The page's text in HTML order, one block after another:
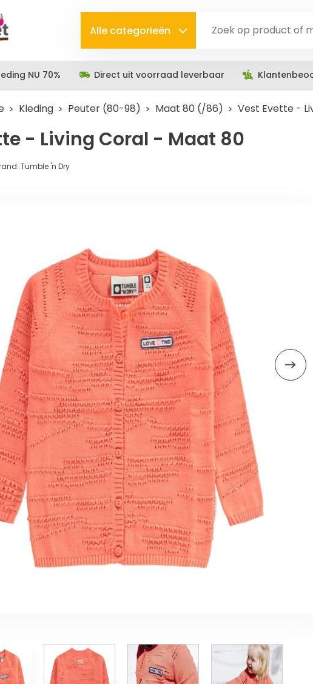
Alle categorieën
NU 70% Direct uit voorraad leverbaar
Kleding Peuter (80-98) Maat 80 (/86) Vest Evette -
- Living Coral - Maat 80
Tumble 'n Dry